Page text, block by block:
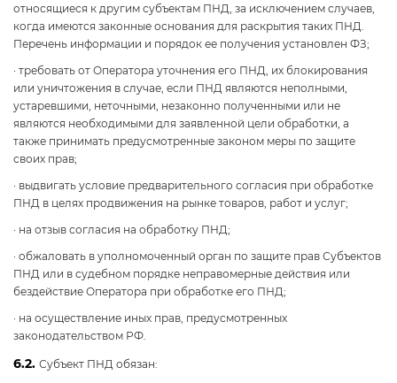
относящиеся к другим субъектам ПНД, за исключением случаев,
когда имеются законные основания для раскрытия таких ПНД.
Перечень информации и порядок ее получения установлен ФЗ;
· требовать от Оператора уточнения его ПНД, их блокирования
или уничтожения в случае, если ПНД являются неполными,
устаревшими, неточными, незаконно полученными или не
являются необходимыми для заявленной цели обработки, а
также принимать предусмотренные законом меры по защите
своих прав;
· выдвигать условие предварительного согласия при обработке
ПНД в целях продвижения на рынке товаров, работ и услуг;
· на отзыв согласия на обработку ПНД;
· обжаловать в уполномоченный орган по защите прав Субъектов
ПНД или в судебном порядке неправомерные действия или
бездействие Оператора при обработке его ПНД;
· на осуществление иных прав, предусмотренных
законодательством РФ.
6.2. Субъект ПНД обязан: